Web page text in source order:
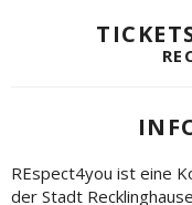
REspect4you ist eine
der Stadt